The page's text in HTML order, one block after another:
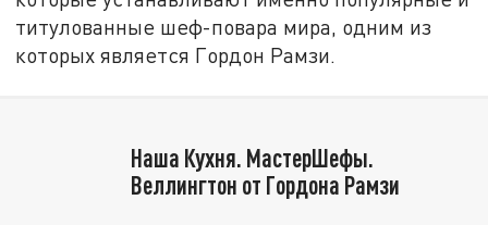
титулованные шеф-повара мира, одним из
которых является Гордон Рамзи.
Наша Кухня. МастерШефы.
Веллингтон от Гордона Рамзи